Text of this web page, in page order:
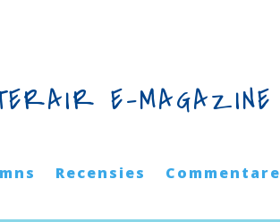
E-MAGAZINE
Recensies